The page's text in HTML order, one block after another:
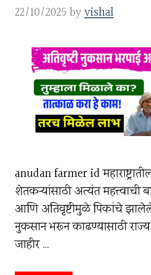
22/10/2025byvishal
anudan farmer id
शेतकऱ्यांसाठी अत्यंत महत्त्वाची
आणि अतिवृष्टीमुळे पिकांचे
नुकसान भरून काढण्यासाठी
जाहीर …